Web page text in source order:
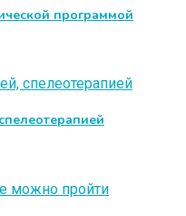
программой